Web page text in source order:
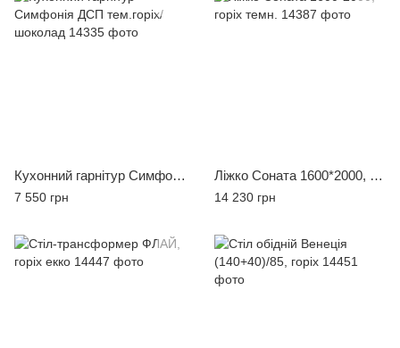
Кухонний гарнітур Симфонія ДСП тем.горіх/шоколад
7 550 грн
Ліжко Соната 1600*2000, горіх темн.
14 230 грн